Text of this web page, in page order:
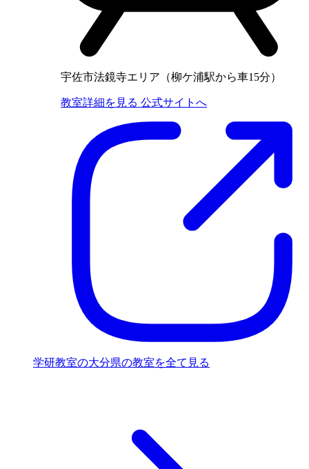
宇佐市法鏡寺エリア（柳ケ浦駅から車15分）
教室詳細を見る 公式サイトへ
学研教室の大分県の教室を全て見る